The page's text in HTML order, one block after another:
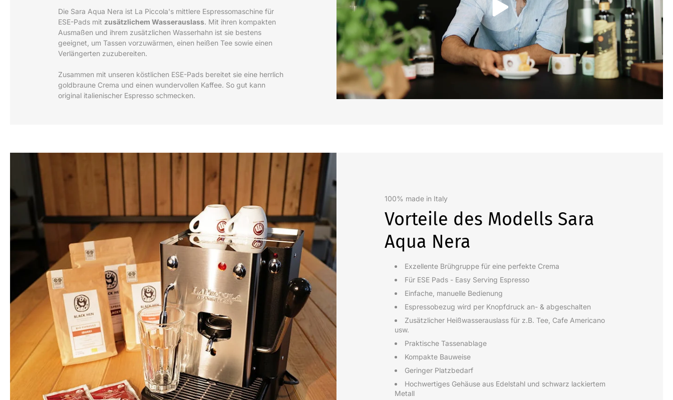
Die Sara Aqua Nera ist La Piccola's mittlere Espressomaschine für
ESE-Pads mit zusätzlichem Wasserauslass. Mit ihren kompakten
Ausmaßen und ihrem zusätzlichen Wasserhahn ist sie bestens
geeignet, um Tassen vorzuwärmen, einen heißen Tee sowie einen
Verlängerten zuzubereiten.
Zusammen mit unseren köstlichen ESE-Pads bereitet sie eine herrlich
goldbraune Crema und einen wundervollen Kaffee. So gut kann
original italienischer Espresso schmecken.
100% made in Italy
Vorteile des Modells Sara
Aqua Nera
Exzellente Brühgruppe für eine perfekte Crema
Für ESE Pads - Easy Serving Espresso
Einfache, manuelle Bedienung
Espressobezug wird per Knopfdruck an- & abgeschalten
Zusätzlicher Heißwasserauslass für z.B. Tee, Cafe Americano
usw.
Praktische Tassenablage
Kompakte Bauweise
Geringer Platzbedarf
Hochwertiges Gehäuse aus Edelstahl und schwarz lackiertem
Metall